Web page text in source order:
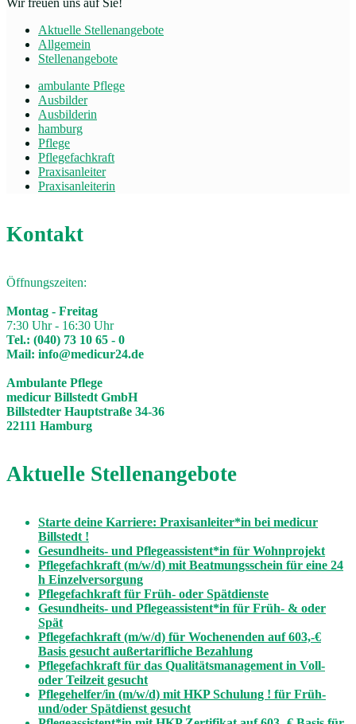
Aktuelle Stellenangebote
Allgemein
Stellenangebote
ambulante Pflege
Ausbilder
Ausbilderin
hamburg
Pflege
Pflegefachkraft
Praxisanleiter
Praxisanleiterin
Kontakt
Öffnungszeiten:
Montag - Freitag
7:30 Uhr - 16:30 Uhr
Tel.: (040) 73 10 65 - 0
Mail: info@medicur24.de
Ambulante Pflege
medicur Billstedt GmbH
Billstedter Hauptstraße 34-36
22111 Hamburg
Aktuelle Stellenangebote
Starte deine Karriere: Praxisanleiter*in bei medicur
Billstedt !
Gesundheits- und Pflegeassistent*in für Wohnprojekt
Pflegefachkraft (m/w/d) mit Beatmungsschein für eine 24
h Einzelversorgung
Pflegefachkraft für Früh- oder Spätdienste
Gesundheits- und Pflegeassistent*in für Früh- & oder
Spät
Pflegefachkraft (m/w/d) für Wochenenden auf 603,-€
Basis gesucht außertarifliche Bezahlung
Pflegefachkraft für das Qualitätsmanagement in Voll-
oder Teilzeit gesucht
Pflegehelfer/in (m/w/d) mit HKP Schulung ! für Früh-
und/oder Spätdienst gesucht